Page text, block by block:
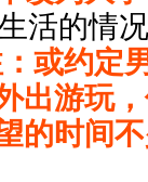
活的情
或约定
出游玩
的时间